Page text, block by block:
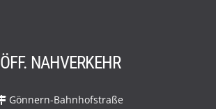
ÖFF. NAHVERKEHR
Gönnern-Bahnhofstraße